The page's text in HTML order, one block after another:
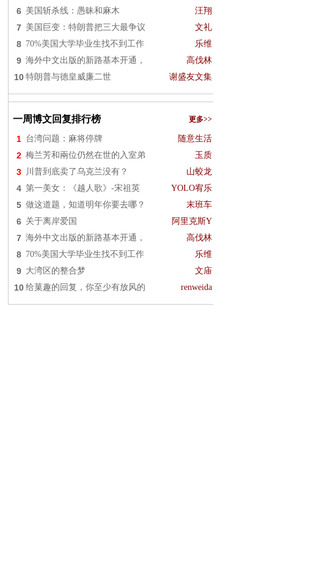
6 美国斩杀线：愚昧和麻木 汪翔
7 美国巨变：特朗普把三大最争议 文礼
8 70%美国大学毕业生找不到工作 乐维
9 海外中文出版的新路基本开通， 高伐林
10 特朗普与德皇威廉二世 谢盛友文集
一周博文回复排行榜 更多>>
1 台湾问题：麻将停牌 随意生活
2 梅兰芳和兩位仍然在世的入室弟 玉质
3 川普到底卖了乌克兰没有？ 山蛟龙
4 第一美女：《越人歌》-宋祖英 YOLO宥乐
5 做这道题，知道明年你要去哪？ 末班车
6 关于离岸爱国 阿里克斯Y
7 海外中文出版的新路基本开通， 高伐林
8 70%美国大学毕业生找不到工作 乐维
9 大湾区的整合梦 文庙
10 给菓趣的回复，你至少有放风的 renweida